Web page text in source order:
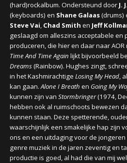
(hard)rockalbum. Ondersteund door J.
(keyboards) en Shane Galaas(drums)
Steve Vai, Chad Smith en Jeff
geslaagd om alleszins acceptabele en
produceren, die hier en daar naar AOR
Time And Time Again lijkt bijvoorbeeld
Dreams(Rainbow). Hughes zingt,
in het Kashmirachtige Losing My Head,
kan gaan.Alone I Breath en Going My
kunnen zijn van Stormbringer(1974,
hebben ook al ruimschoots bewezen
kunnen staan. Deze spetterende,
waarschijnlijk een smakelijke hap zijn
ons en een uitdaging voor de
genre muziek in de jaren zeventig en
productie is goed, al had die van mij